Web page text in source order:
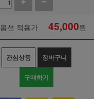
옵션 적용가 45,000원
관심상품 장바구니
구매하기